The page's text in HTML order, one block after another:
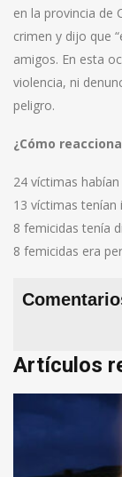
en la provincia de
crimen y dijo que
amigos. En esta
violencia, ni
peligro.
¿Cómo
24 víctimas
13 víctimas tenían
8 femicidas tenía
8 femicidas era
Artículos